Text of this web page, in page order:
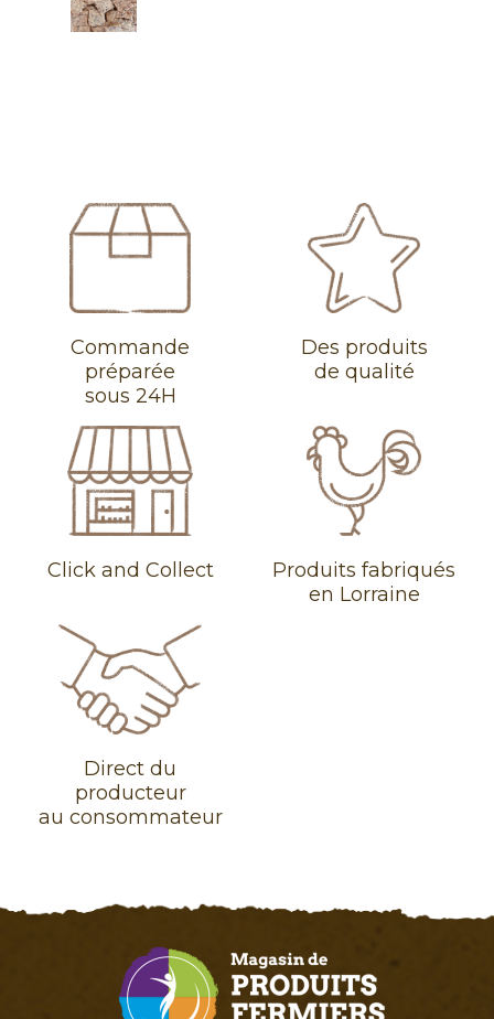
Commande
préparée
sous 24H
Des produits
de qualité
Click and Collect
Produits fabriqués
en Lorraine
Direct du
producteur
au consommateur